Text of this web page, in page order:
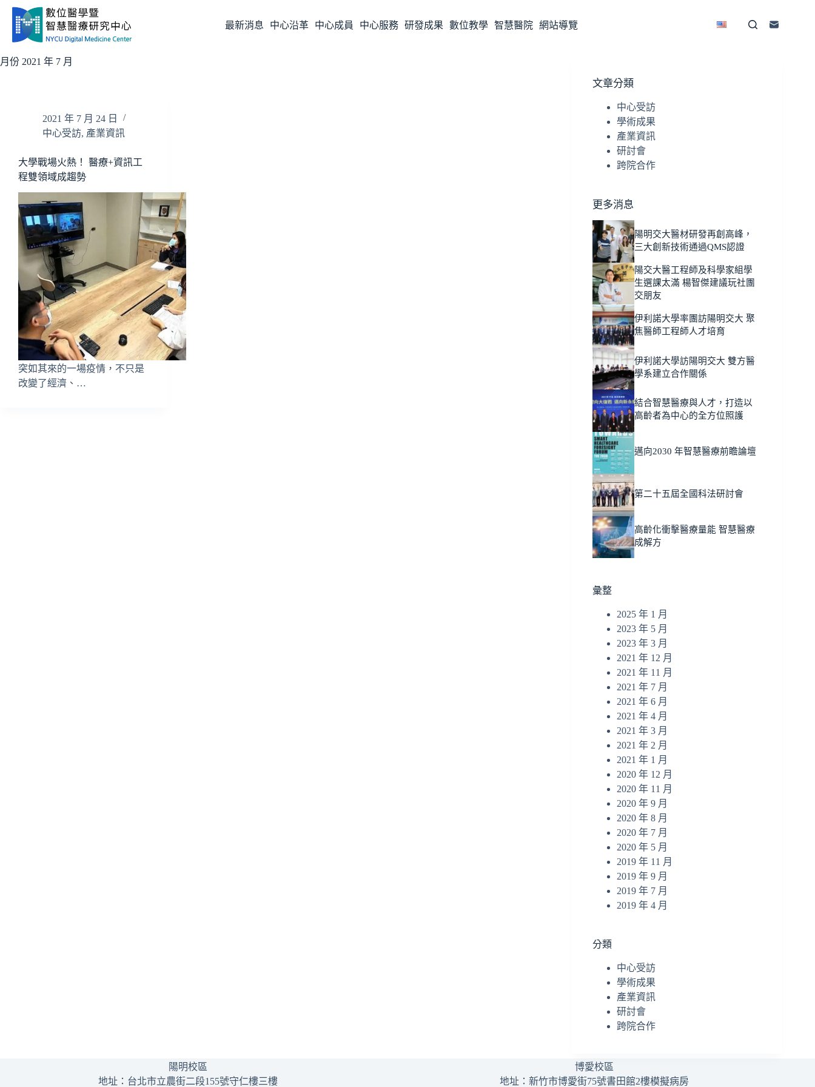
內
最新消息 中心沿革 中心成員 中心服務 研發成果 數位教學 智慧醫院 網站導覽
月份 2021 年 7 月
2021 年 7 月 24 日
中心受訪, 產業資訊
大學戰場火熱！ 醫療+資訊工
程雙領域成趨勢
突如其來的一場疫情，不只是
改變了經濟、…
文章分類
中心受訪
學術成果
產業資訊
研討會
跨院合作
更多消息
陽明交大醫材研發再創高峰，
三大創新技術通過QMS認證
陽交大醫工程師及科學家組學
生選課太滿 楊智傑建議玩社團
交朋友
伊利諾大學率團訪陽明交大 聚
焦醫師工程師人才培育
伊利諾大學訪陽明交大 雙方醫
學系建立合作關係
結合智慧醫療與人才，打造以
高齡者為中心的全方位照護
邁向2030 年智慧醫療前瞻論壇
第二十五屆全國科法研討會
高齡化衝擊醫療量能 智慧醫療
成解方
彙整
2025 年 1 月
2023 年 5 月
2023 年 3 月
2021 年 12 月
2021 年 11 月
2021 年 7 月
2021 年 6 月
2021 年 4 月
2021 年 3 月
2021 年 2 月
2021 年 1 月
2020 年 12 月
2020 年 11 月
2020 年 9 月
2020 年 8 月
2020 年 7 月
2020 年 5 月
2019 年 11 月
2019 年 9 月
2019 年 7 月
2019 年 4 月
分類
中心受訪
學術成果
產業資訊
研討會
跨院合作
陽明校區
地址：台北市立農街二段155號守仁樓三樓
博愛校區
地址：新竹市博愛街75號書田館2樓模擬病房